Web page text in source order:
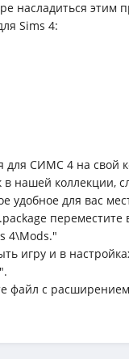
насладиться этим
Sims 4:
СИМС 4 на свой
нашей коллекции,
для вас
переместите
4\Mods."
игру и в
файл с